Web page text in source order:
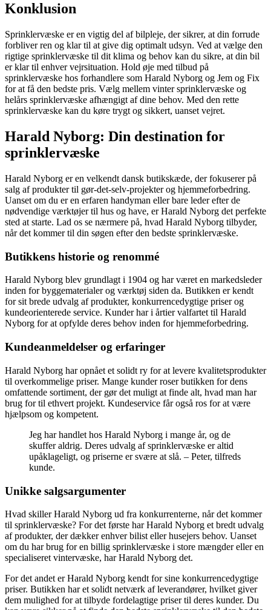
Konklusion
Sprinklervæske er en vigtig del af bilpleje, der sikrer, at din forrude
forbliver ren og klar til at give dig optimalt udsyn. Ved at vælge den
rigtige sprinklervæske til dit klima og behov kan du sikre, at din bil
er klar til enhver vejrsituation. Hold øje med tilbud på
sprinklervæske hos forhandlere som Harald Nyborg og Jem og Fix
for at få den bedste pris. Vælg mellem vinter sprinklervæske og
helårs sprinklervæske afhængigt af dine behov. Med den rette
sprinklervæske kan du køre trygt og sikkert, uanset vejret.
Harald Nyborg: Din destination for
sprinklervæske
Harald Nyborg er en velkendt dansk butikskæde, der fokuserer på
salg af produkter til gør-det-selv-projekter og hjemmeforbedring.
Uanset om du er en erfaren handyman eller bare leder efter de
nødvendige værktøjer til hus og have, er Harald Nyborg det perfekte
sted at starte. Lad os se nærmere på, hvad Harald Nyborg tilbyder,
når det kommer til din søgen efter den bedste sprinklervæske.
Butikkens historie og renommé
Harald Nyborg blev grundlagt i 1904 og har været en markedsleder
inden for byggematerialer og værktøj siden da. Butikken er kendt
for sit brede udvalg af produkter, konkurrencedygtige priser og
kundeorienterede service. Kunder har i årtier valfartet til Harald
Nyborg for at opfylde deres behov inden for hjemmeforbedring.
Kundeanmeldelser og erfaringer
Harald Nyborg har opnået et solidt ry for at levere kvalitetsprodukter
til overkommelige priser. Mange kunder roser butikken for dens
omfattende sortiment, der gør det muligt at finde alt, hvad man har
brug for til ethvert projekt. Kundeservice får også ros for at være
hjælpsom og kompetent.
Jeg har handlet hos Harald Nyborg i mange år, og de
skuffer aldrig. Deres udvalg af sprinklervæske er altid
upåklageligt, og priserne er svære at slå. – Peter, tilfreds
kunde.
Unikke salgsargumenter
Hvad skiller Harald Nyborg ud fra konkurrenterne, når det kommer
til sprinklervæske? For det første har Harald Nyborg et bredt udvalg
af produkter, der dækker enhver bilist eller husejers behov. Uanset
om du har brug for en billig sprinklervæske i store mængder eller en
specialiseret vintervæske, har Harald Nyborg det.
For det andet er Harald Nyborg kendt for sine konkurrencedygtige
priser. Butikken har et solidt netværk af leverandører, hvilket giver
dem mulighed for at tilbyde fordelagtige priser til deres kunder. Du